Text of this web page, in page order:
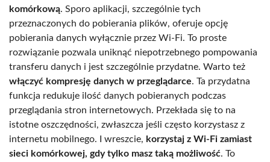
komórkową. Sporo aplikacji, szczególnie tych
przeznaczonych do pobierania plików, oferuje opcję
pobierania danych wyłącznie przez Wi-Fi. To proste
rozwiązanie pozwala uniknąć niepotrzebnego pompowania
transferu danych i jest szczególnie przydatne. Warto też
włączyć kompresję danych w przeglądarce. Ta przydatna
funkcja redukuje ilość danych pobieranych podczas
przeglądania stron internetowych. Przekłada się to na
istotne oszczędności, zwłaszcza jeśli często korzystasz z
internetu mobilnego. I wreszcie, korzystaj z Wi-Fi zamiast
sieci komórkowej, gdy tylko masz taką możliwość. To